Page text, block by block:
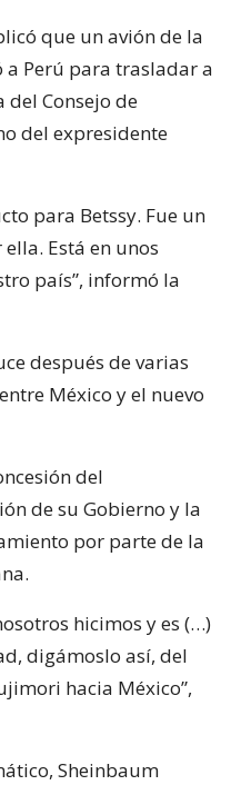
que un avión de la
a Perú para trasladar a
del Consejo de
del expresidente
para Betssy. Fue un
Está en unos
país”, informó la
después de varias
México y el nuevo
del
de su Gobierno y la
por parte de la
hicimos y es (…)
digámoslo así, del
hacia México”,
Sheinbaum